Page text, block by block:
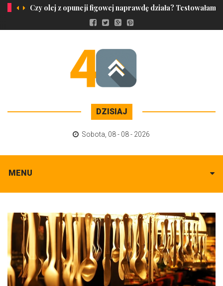
Czy olej z opuncji figowej naprawdę działa? Testowałam
DZISIAJ
Sobota 08 - 08 - 2026
MENU